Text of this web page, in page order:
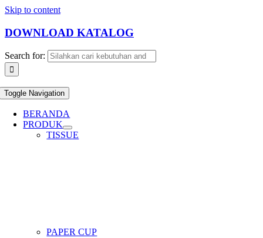
Skip to content
DOWNLOAD KATALOG
Search for:
Toggle Navigation
BERANDA
PRODUK
TISSUE
PAPER CUP